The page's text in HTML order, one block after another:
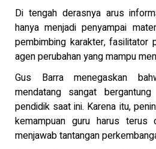
Di tengah derasnya arus
hanya menjadi penyampai
pembimbing karakter, fasilitator
agen perubahan yang mampu
Gus Barra menegaskan
mendatang sangat
pendidik saat ini. Karena itu,
kemampuan guru harus terus
menjawab tantangan